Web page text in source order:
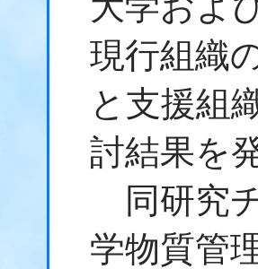
現行組織
と支援組
討結果を
同研究
学物質管